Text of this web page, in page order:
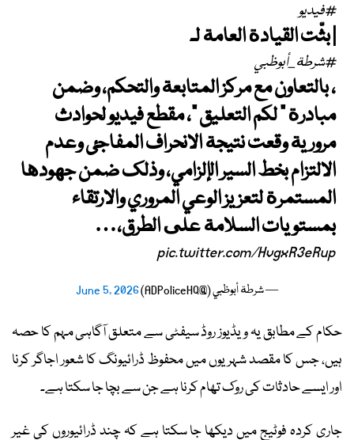
#فيديو
| بثّت القيادة العامة لـ
#شرطة_أبوظبي
، بالتعاون مع مركز المتابعة والتحكم، وضمن
مبادرة " لكم التعليق "، مقطع فيديو لحوادث
مرورية وقعت نتيجة الانحراف المفاجئ وعدم
الالتزام بخط السير الإلزامي، وذلك ضمن جهودها
المستمرة لتعزيز الوعي المروري والارتقاء
بمستويات السلامة على الطرق،…
pic.twitter.com/HvgxR3eRup
— شرطة أبوظبي (@ADPoliceHQ) June 5, 2026
حکام کے مطابق یہ ویڈیوز روڈ سیفٹی سے متعلق آگاہی مہم کا حصہ
ہیں، جس کا مقصد شہریوں میں محفوظ ڈرائیونگ کا شعور اجاگر کرنا
اور ایسے حادثات کی روک تھام کرنا ہے جن سے بچا جا سکتا ہے۔
جاری کردہ فوٹیج میں دیکھا جا سکتا ہے کہ چند ڈرائیوروں کی غیر